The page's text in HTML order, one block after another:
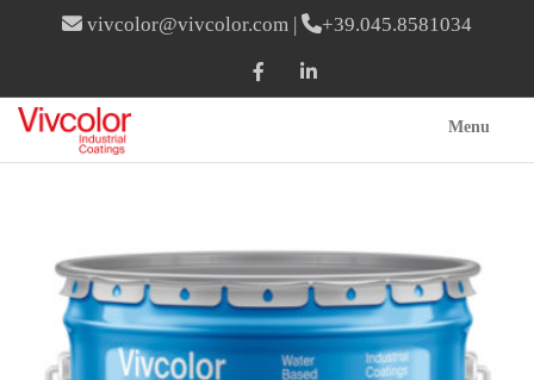
vivcolor@vivcolor.com | +39.045.8581034
Menu